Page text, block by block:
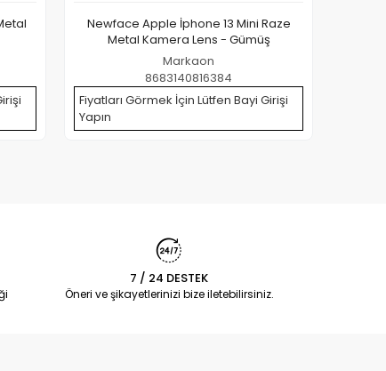
Newface Apple İphone 13 Mini Raze
Metal Kamera Lens - Gümüş
Markaon
8683140816384
Fiyatları Görmek İçin Lütfen Bayi Girişi
Yapın
7 / 24 DESTEK
Öneri ve şikayetlerinizi bize iletebilirsiniz.